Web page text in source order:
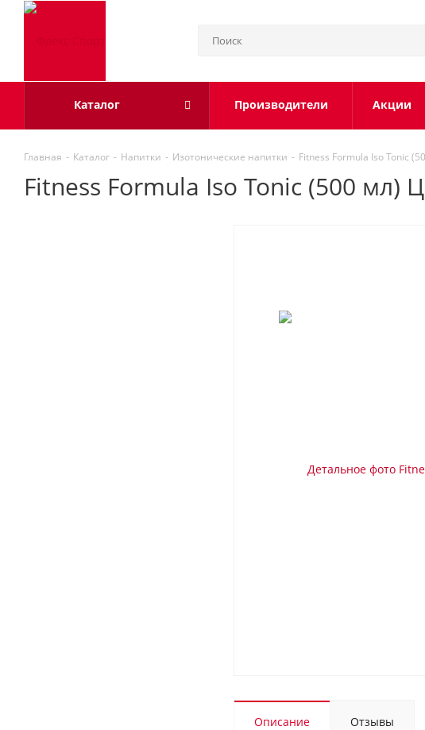
Каталог Производители Акции
Главная - Каталог - Напитки - Изотонические напитки - Fitness Formula Iso Tonic
Fitness Formula Iso Tonic (500 мл)
Описание Отзывы